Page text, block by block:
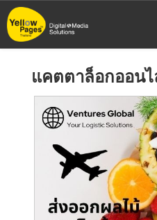
ข้าม
ไป
แคตตาล็อกออน